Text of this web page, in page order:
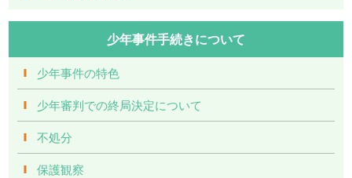
少年事件手続きについて
少年事件の特色
少年審判での終局決定について
不処分
保護観察